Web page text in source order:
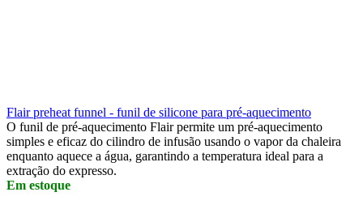
Flair preheat funnel - funil de silicone para pré-aquecimento
O funil de pré-aquecimento Flair permite um pré-aquecimento
simples e eficaz do cilindro de infusão usando o vapor da chaleira
enquanto aquece a água, garantindo a temperatura ideal para a
extração do expresso.
Em estoque